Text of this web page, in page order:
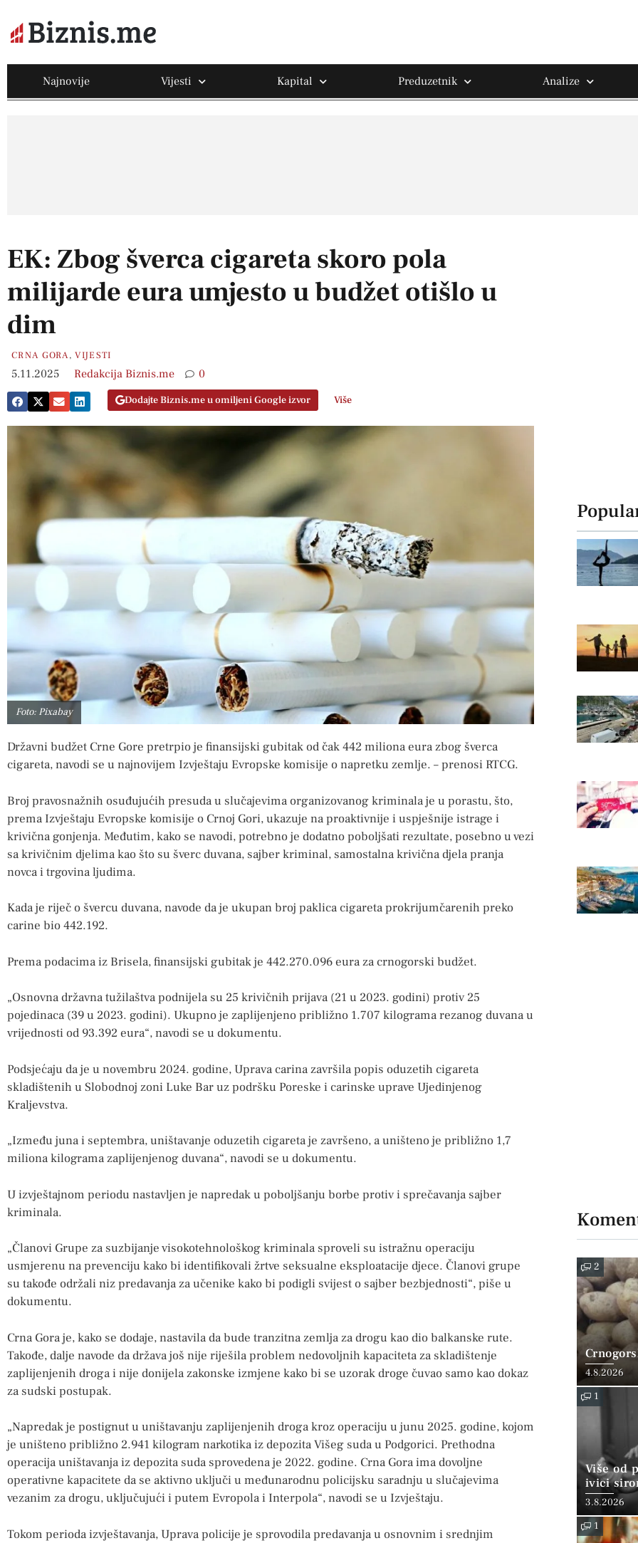
Najnovije Vijesti Kapital Preduzetnik Analize
EK: Zbog šverca cigareta skoro pola
milijarde eura umjesto u budžet otišlo u
dim
CRNA GORA,VIJESTI
5.11.2025 Redakcija Biznis.me 0
Dodajte Biznis.me u omiljeni Google izvor Više
Foto: Pixabay
Državni budžet Crne Gore pretrpio je finansijski gubitak od čak 442 miliona eura zbog šverca
cigareta, navodi se u najnovijem Izvještaju Evropske komisije o napretku zemlje. – prenosi RTCG.
Broj pravosnažnih osuđujućih presuda u slučajevima organizovanog kriminala je u porastu, što,
prema Izvještaju Evropske komisije o Crnoj Gori, ukazuje na proaktivnije i uspješnije istrage i
krivična gonjenja. Međutim, kako se navodi, potrebno je dodatno poboljšati rezultate, posebno u vezi
sa krivičnim djelima kao što su šverc duvana, sajber kriminal, samostalna krivična djela pranja
novca i trgovina ljudima.
Kada je riječ o švercu duvana, navode da je ukupan broj paklica cigareta prokrijumčarenih preko
carine bio 442.192.
Prema podacima iz Brisela, finansijski gubitak je 442.270.096 eura za crnogorski budžet.
„Osnovna državna tužilaštva podnijela su 25 krivičnih prijava (21 u 2023. godini) protiv 25
pojedinaca (39 u 2023. godini). Ukupno je zaplijenjeno približno 1.707 kilograma rezanog duvana u
vrijednosti od 93.392 eura“, navodi se u dokumentu.
Podsjećaju da je u novembru 2024. godine, Uprava carina završila popis oduzetih cigareta
skladištenih u Slobodnoj zoni Luke Bar uz podršku Poreske i carinske uprave Ujedinjenog
Kraljevstva.
„Između juna i septembra, uništavanje oduzetih cigareta je završeno, a uništeno je približno 1,7
miliona kilograma zaplijenjenog duvana“, navodi se u dokumentu.
U izvještajnom periodu nastavljen je napredak u poboljšanju borbe protiv i sprečavanja sajber
kriminala.
„Članovi Grupe za suzbijanje visokotehnološkog kriminala sproveli su istražnu operaciju
usmjerenu na prevenciju kako bi identifikovali žrtve seksualne eksploatacije djece. Članovi grupe
su takođe održali niz predavanja za učenike kako bi podigli svijest o sajber bezbjednosti“, piše u
dokumentu.
Crna Gora je, kako se dodaje, nastavila da bude tranzitna zemlja za drogu kao dio balkanske rute.
Takođe, dalje navode da država još nije riješila problem nedovoljnih kapaciteta za skladištenje
zaplijenjenih droga i nije donijela zakonske izmjene kako bi se uzorak droge čuvao samo kao dokaz
za sudski postupak.
„Napredak je postignut u uništavanju zaplijenjenih droga kroz operaciju u junu 2025. godine, kojom
je uništeno približno 2.941 kilogram narkotika iz depozita Višeg suda u Podgorici. Prethodna
operacija uništavanja iz depozita suda sprovedena je 2022. godine. Crna Gora ima dovoljne
operativne kapacitete da se aktivno uključi u međunarodnu policijsku saradnju u slučajevima
vezanim za drogu, uključujući i putem Evropola i Interpola“, navodi se u Izvještaju.
Tokom perioda izvještavanja, Uprava policije je sprovodila predavanja u osnovnim i srednjim
2
4.8.2026
1
Više od
ivici
3.8.2026
1